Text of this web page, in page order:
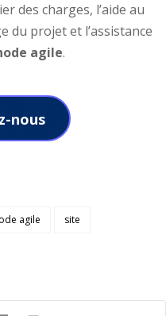
des charges, l’aide au
du projet et l’assistance
agile.
nous
agile site